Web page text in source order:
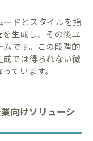
ドとスタイルを指
生成し、その後ユ
です。この段階的
では得られない微
ています。
向けソリューシ